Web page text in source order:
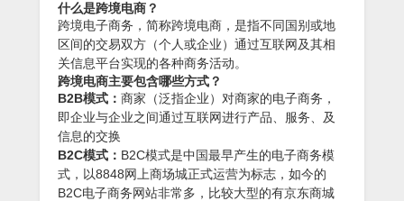
什么是跨境电商？
跨境电子商务，简称跨境电商，是指不同国别或地
区间的交易双方（个人或企业）通过互联网及其相
关信息平台实现的各种商务活动。
跨境电商主要包含哪些方式？
B2B模式： 商家（泛指企业）对商家的电子商务，
即企业与企业之间通过互联网进行产品、服务、及
信息的交换
B2C模式： B2C模式是中国最早产生的电子商务模
式，以8848网上商场城正式运营为标志，如今的
B2C电子商务网站非常多，比较大型的有京东商城